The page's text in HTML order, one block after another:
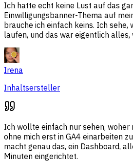
Ich hatte echt keine Lust auf das
Einwilligungsbanner-Thema auf
brauche ich einfach keins. Ich
laufen, und das war eigentlich alles,
Irena
Inhaltsersteller
Ich wollte einfach nur sehen, woher
ohne mich erst in GA4 einarbeiten
macht genau das, ein Dashboard,
Minuten eingerichtet.